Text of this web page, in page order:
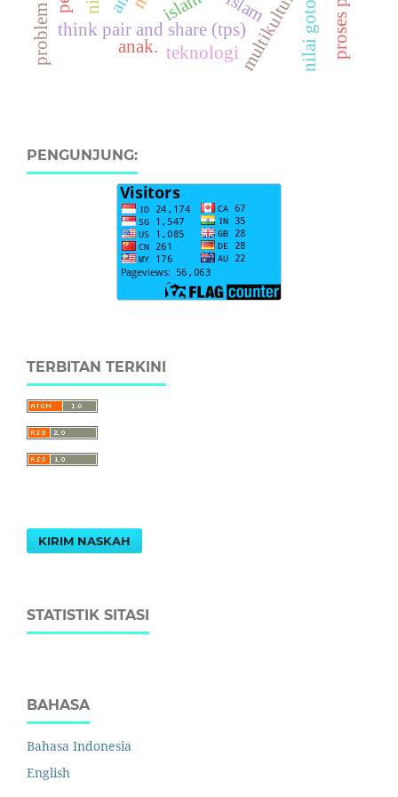
multikultural
think pair and share (tps)
teknologi
anak.
PENGUNJUNG:
TERBITAN TERKINI
KIRIM NASKAH
STATISTIK SITASI
BAHASA
Bahasa Indonesia
English